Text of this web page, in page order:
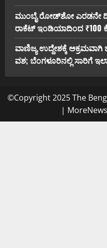
ಮುಂಬೈ ರೋಡ್‌ಶೋ ಎರಡನೇ
ರಾಕೆಟ್ ಇಂಡಿಯಾದಿಂದ
ವಾಣಿಜ್ಯ ಉದ್ದೇಶಕ್ಕೆ ಅಕ್ರಮವಾಗಿ
ವಶ; ಬೆಂಗಳೂರಿನಲ್ಲಿ ಸಾರಿಗೆ
©Copyright 2025 The
| MoreNews